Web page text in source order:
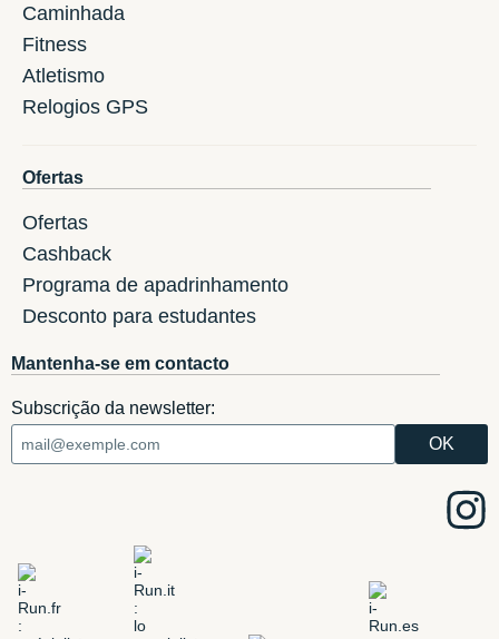
Caminhada
Fitness
Atletismo
Relogios GPS
Ofertas
Ofertas
Cashback
Programa de apadrinhamento
Desconto para estudantes
Mantenha-se em contacto
Subscrição da newsletter: